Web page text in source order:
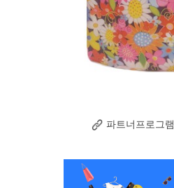
파트너프로그램